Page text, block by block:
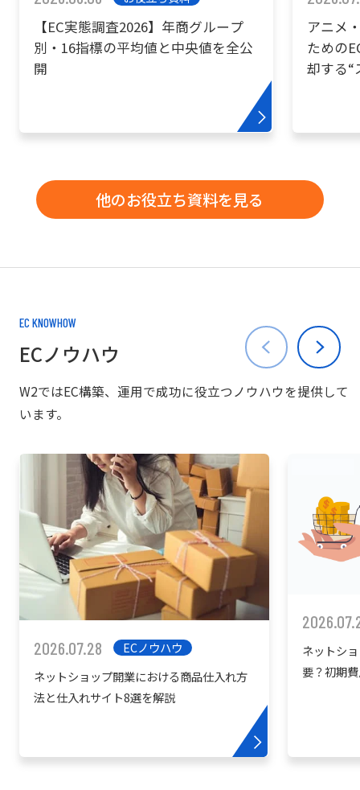
【EC実態調査2026】年商グループ
別・16指標の平均値と中央値を全公
開
アニメ
ための
却する“
他のお役立ち資料を見る
EC KNOWHOW
ECノウハウ
W2ではEC構築、運用で成功に役立つノウハウを提供して
います。
2026.07.28
ECノウハウ
ネットショップ開業における商品仕入れ方
法と仕入れサイト8選を解説
ネットシ
要？初期